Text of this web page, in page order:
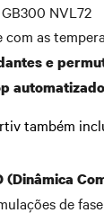
NVL72
as
e
automatizado
também
(Dinâmica
de